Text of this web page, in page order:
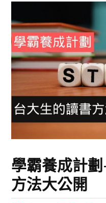
學霸養成計
方法大公開